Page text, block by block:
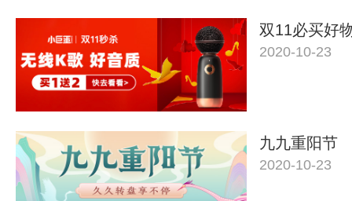
双11必买好
2020-10-23
九九重阳节
2020-10-23